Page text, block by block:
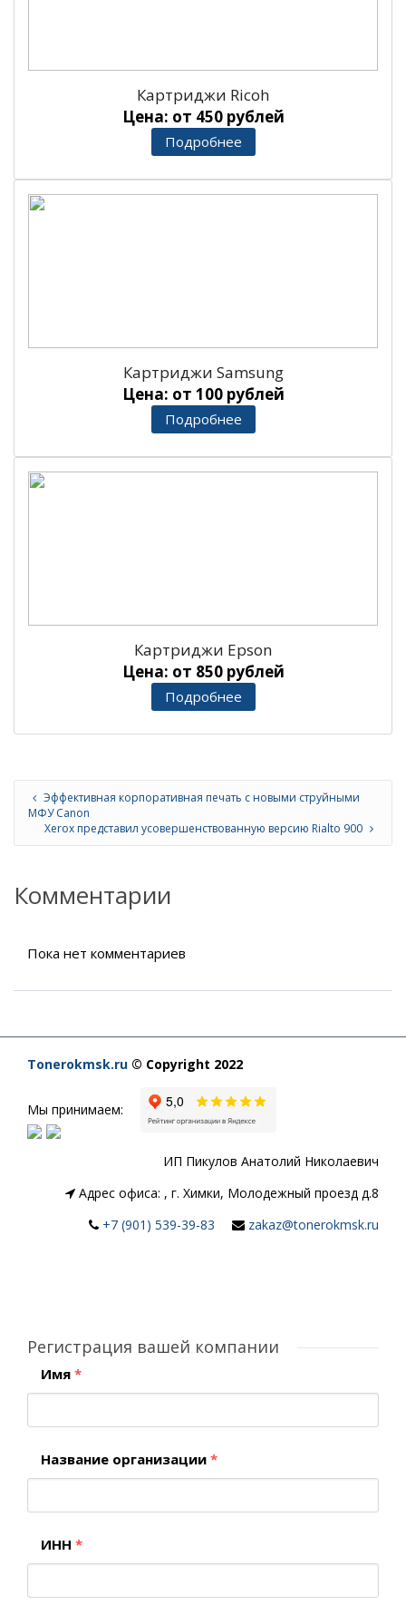
Картриджи Ricoh
Цена: от 450 рублей
Подробнее
Картриджи Samsung
Цена: от 100 рублей
Подробнее
Картриджи Epson
Цена: от 850 рублей
Подробнее
Эффективная корпоративная печать с новыми струйными
МФУ Canon
Xerox представил усовершенствованную версию Rialto 900
Комментарии
Пока нет комментариев
Tonerokmsk.ru © Copyright 2022
Мы принимаем:
ИП Пикулов Анатолий Николаевич
Адрес офиса: , г. Химки, Молодежный проезд д.8
+7 (901) 539-39-83
zakaz@tonerokmsk.ru
Регистрация вашей компании
Имя *
Название организации *
ИНН *